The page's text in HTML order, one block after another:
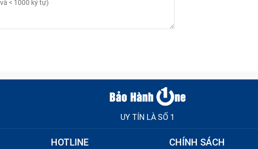
UY TÍN LÀ SỐ 1
HOTLINE CHÍNH SÁCH